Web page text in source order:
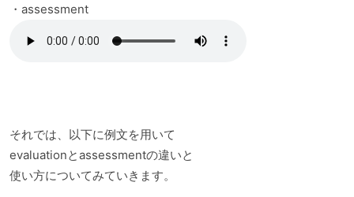
・assessment
それでは、以下に例文を用いて
evaluationとassessmentの違いと
使い方についてみていきます。